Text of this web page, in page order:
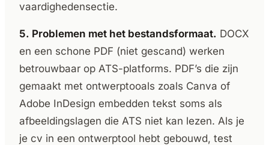
vaardighedensectie.
5. Problemen met het bestandsformaat. DOCX
en een schone PDF (niet gescand) werken
betrouwbaar op ATS-platforms. PDF’s die zijn
gemaakt met ontwerptooals zoals Canva of
Adobe InDesign embedden tekst soms als
afbeeldingslagen die ATS niet kan lezen. Als je
je cv in een ontwerptool hebt gebouwd, test